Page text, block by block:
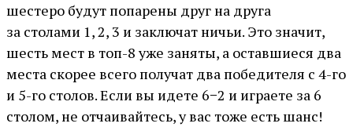
шестеро будут попарены друг на друга
за столами 1, 2, 3 и заключат ничьи. Это значит,
шесть мест в топ-8 уже заняты, а оставшиеся два
места скорее всего получат два победителя с 4-го
и 5-го столов. Если вы идете 6−2 и играете за 6
столом, не отчаивайтесь, у вас тоже есть шанс!